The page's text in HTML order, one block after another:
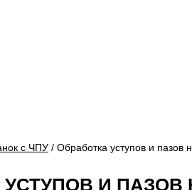
с ЧПУ / Обработка уступов и пазов
И ПАЗОВ